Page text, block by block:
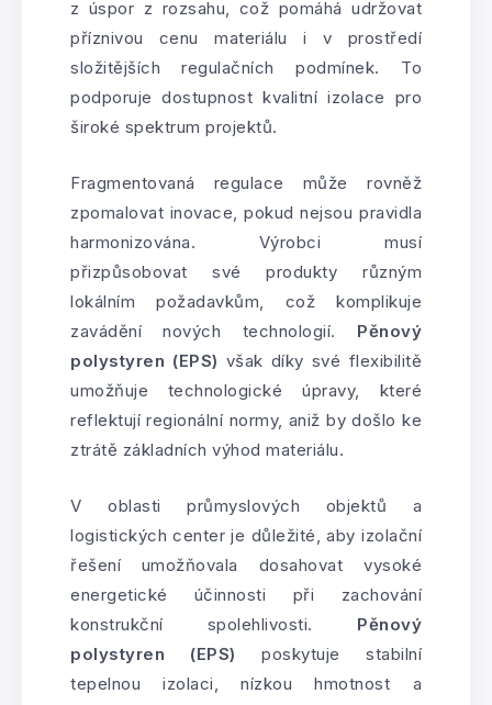
z úspor z rozsahu, což pomáhá udržovat
příznivou cenu materiálu i v prostředí
složitějších regulačních podmínek. To
podporuje dostupnost kvalitní izolace pro
široké spektrum projektů.
Fragmentovaná regulace může rovněž
zpomalovat inovace, pokud nejsou pravidla
harmonizována. Výrobci musí
přizpůsobovat své produkty různým
lokálním požadavkům, což komplikuje
zavádění nových technologií. Pěnový
polystyren (EPS) však díky své flexibilitě
umožňuje technologické úpravy, které
reflektují regionální normy, aniž by došlo ke
ztrátě základních výhod materiálu.
V oblasti průmyslových objektů a
logistických center je důležité, aby izolační
řešení umožňovala dosahovat vysoké
energetické účinnosti při zachování
konstrukční spolehlivosti. Pěnový
polystyren (EPS) poskytuje stabilní
tepelnou izolaci, nízkou hmotnost a